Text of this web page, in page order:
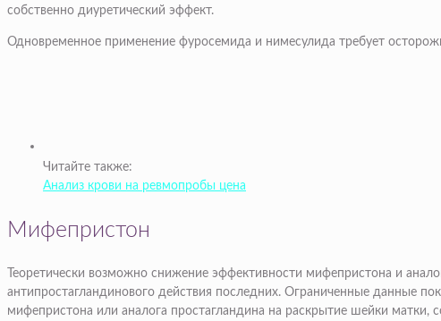
собственно диуретический эффект.
Одновременное применение фуросемида и нимесулида требует
Читайте также:
Анализ крови на ревмопробы цена
Мифепристон
Теоретически возможно снижение эффективности мифепристона и
антипростагландинового действия последних. Ограниченные данные
мифепристона или аналога простагландина на раскрытие шейки